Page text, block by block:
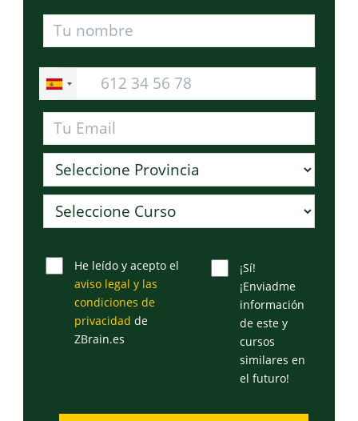
He leído y acepto el
aviso legal y las
condiciones de
privacidad de
ZBrain.es
¡Sí!
¡Enviadme
información
de este y
cursos
similares en
el futuro!